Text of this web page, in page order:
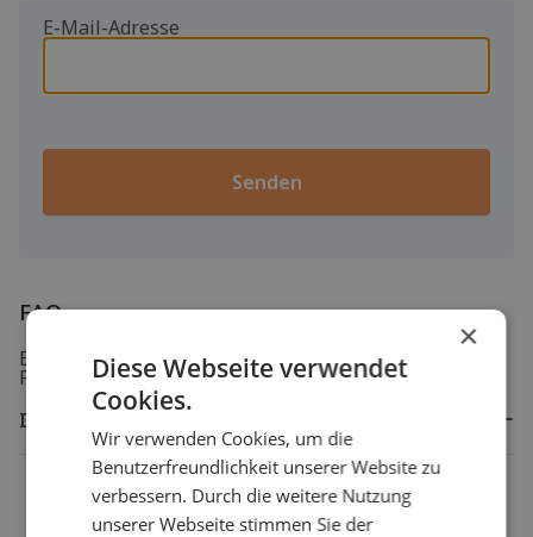
E-Mail-Adresse
FAQ
Brauchen Sie Hilfe? Lesen Sie die häufig gestellten
Fragen unten.
Ich habe kein Konto
×
Diese Webseite verwendet
Cookies.
Wir verwenden Cookies, um die
Benutzerfreundlichkeit unserer Website zu
verbessern. Durch die weitere Nutzung
unserer Webseite stimmen Sie der